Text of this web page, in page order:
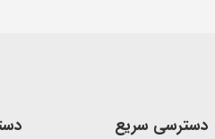
دسترسی سریع